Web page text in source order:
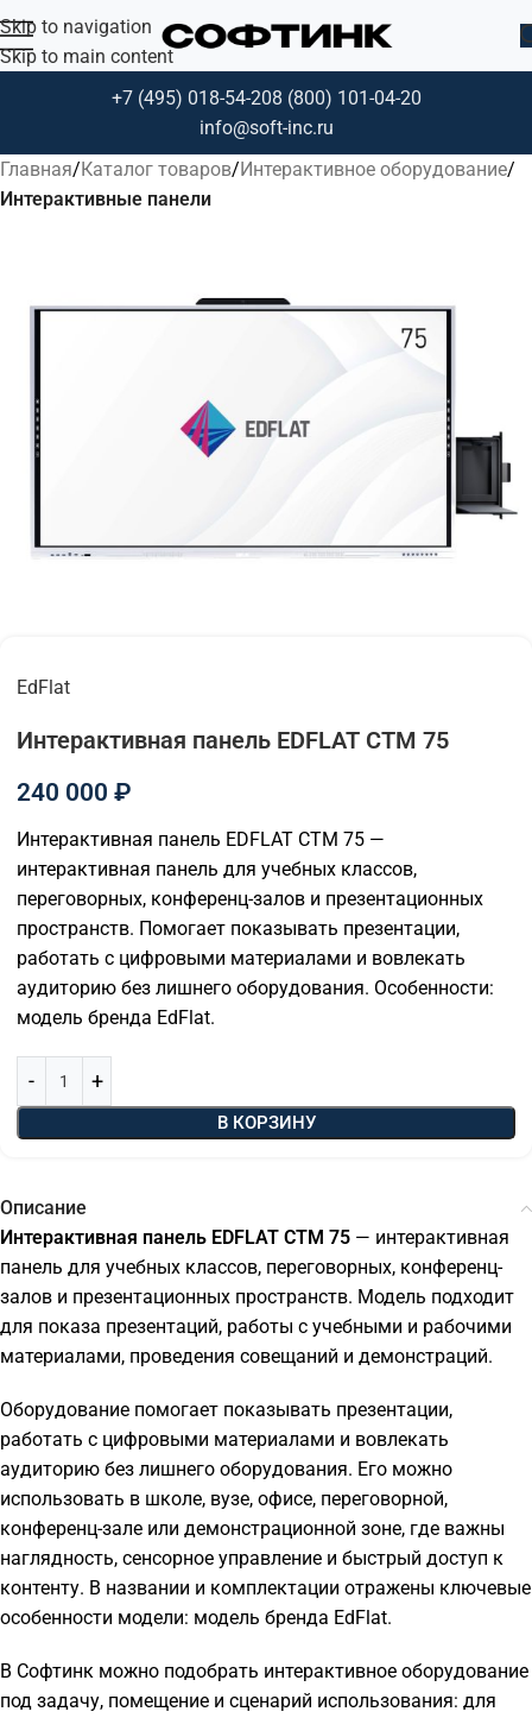
Skip to navigation
Skip to main content
+7 (495) 018-54-208 (800) 101-04-20
info@soft-inc.ru
Главная Каталог товаров Интерактивное оборудование
Интерактивные панели
EdFlat
Интерактивная панель EDFLAT СТМ 75
240 000 ₽
Интерактивная панель EDFLAT СТМ 75 —
интерактивная панель для учебных классов,
переговорных, конференц-залов и презентационных
пространств. Помогает показывать презентации,
работать с цифровыми материалами и вовлекать
аудиторию без лишнего оборудования. Особенности:
модель бренда EdFlat.
В КОРЗИНУ
Описание
Интерактивная панель EDFLAT СТМ 75 — интерактивная
панель для учебных классов, переговорных, конференц-
залов и презентационных пространств. Модель подходит
для показа презентаций, работы с учебными и рабочими
материалами, проведения совещаний и демонстраций.
Оборудование помогает показывать презентации,
работать с цифровыми материалами и вовлекать
аудиторию без лишнего оборудования. Его можно
использовать в школе, вузе, офисе, переговорной,
конференц-зале или демонстрационной зоне, где важны
наглядность, сенсорное управление и быстрый доступ к
контенту. В названии и комплектации отражены ключевые
особенности модели: модель бренда EdFlat.
В Софтинк можно подобрать интерактивное оборудование
под задачу, помещение и сценарий использования: для